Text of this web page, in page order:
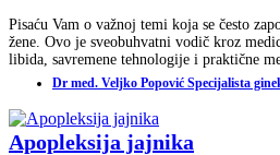
Pisaću Vam o važnoj temi koja se često
žene. Ovo je sveobuhvatni vodič kroz
libida, savremene tehnologije i praktične
Dr med. Veljko Popović Specijalista
Apopleksija jajnika